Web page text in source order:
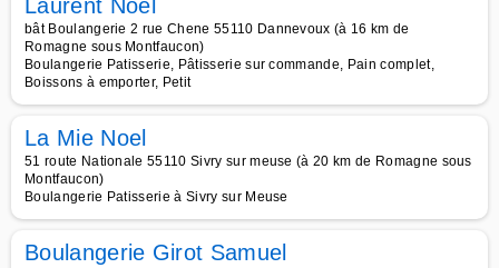
Laurent Noel
bât Boulangerie 2 rue Chene 55110 Dannevoux (à 16 km de
Romagne sous Montfaucon)
Boulangerie Patisserie, Pâtisserie sur commande, Pain complet,
Boissons à emporter, Petit
La Mie Noel
51 route Nationale 55110 Sivry sur meuse (à 20 km de Romagne sous
Montfaucon)
Boulangerie Patisserie à Sivry sur Meuse
Boulangerie Girot Samuel